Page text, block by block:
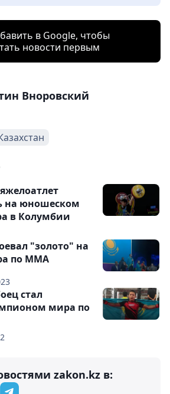
в Google, чтобы
новости первым
Вноровский
на юношеском
в Колумбии
"золото" на
по ММА
стал
мира по
zakon.kz в: